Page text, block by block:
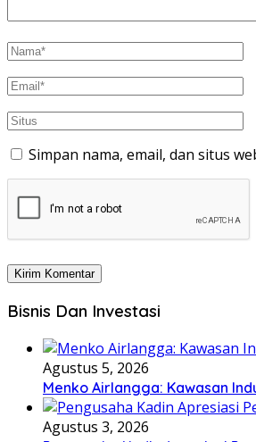
Simpan nama, email, dan situs
Bisnis Dan Investasi
Agustus 5, 2026
Menko Airlangga: Kawasan
Agustus 3, 2026